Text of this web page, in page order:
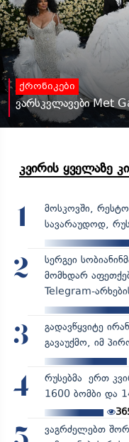
ქრონიკები
ვარსკვლავები Met
კვირის ყველაზე
1
მოსკოვში,
სავარაუდოდ,
2
სერგეი
მომხდარ
Telegram-
3
გადავწყვიტე
გავაუქმო, იმ
4
რუსებმა ერთ
1600 ბომბი და
ვაგრძელებთ შორ